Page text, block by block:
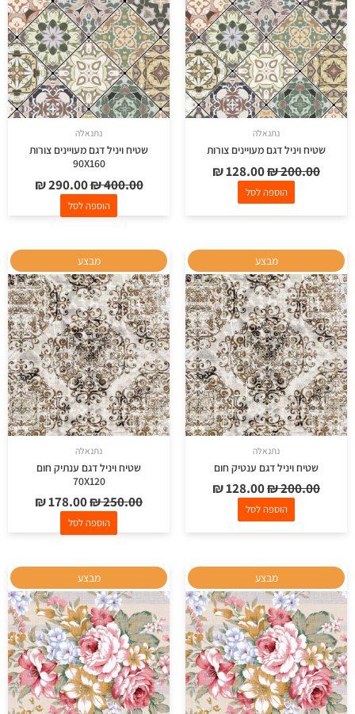
נתנאלה
שטיח ויניל דגם מעויינים צורות
₪200.00
₪128.00
הוספה לסל
נתנאלה
שטיח ויניל דגם מעויינים צורות
90X160
₪400.00
₪290.00
הוספה לסל
מבצע
נתנאלה
שטיח ויניל דגם ענטיק חום
₪200.00
המחיר
המקורי
היה:
₪ 200.00.
₪128.00
המחיר
הנוכחי
הוא:
₪ 128.00.
הוספה לסל
מבצע
נתנאלה
שטיח ויניל דגם ענתיק חום
70X120
₪250.00
המחיר
המקורי
היה:
₪ 250.00.
₪178.00
המחיר
הנוכחי
הוא:
₪ 178.00.
הוספה לסל
מבצעהמחיר
המקורי
היה:
₪ 200.00.
המחיר
הנוכחי
הוא:
₪ 128.00.
מבצעהמחיר
המקורי
היה:
₪ 500.00.
המחיר
הנוכחי
הוא:
₪ 295.00.